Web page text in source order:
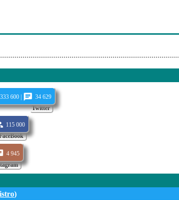
Twitter
333 600 | 34 629
115 000
4 945
)